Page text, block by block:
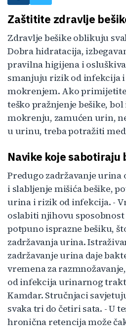
Zaštitite zdravlje
Zdravlje bešike oblikuju
Dobra hidratacija,
pravilna higijena i
smanjuju rizik od infekcija
mokrenjem. Ako
teško pražnjenje bešike,
mokrenju, zamućen urin,
u urinu, treba potražiti
Navike koje sabotiraju
Predugo zadržavanje urina
i slabljenje mišića bešike,
urina i rizik od infekcija. -
oslabiti njihovu
potpuno isprazne bešiku,
zadržavanja urina.
zadržavanje urina daje
vremena za
od infekcija urinarnog
Kamdar. Stručnjaci
svaka tri do četiri sata. - U
hronična retencija može